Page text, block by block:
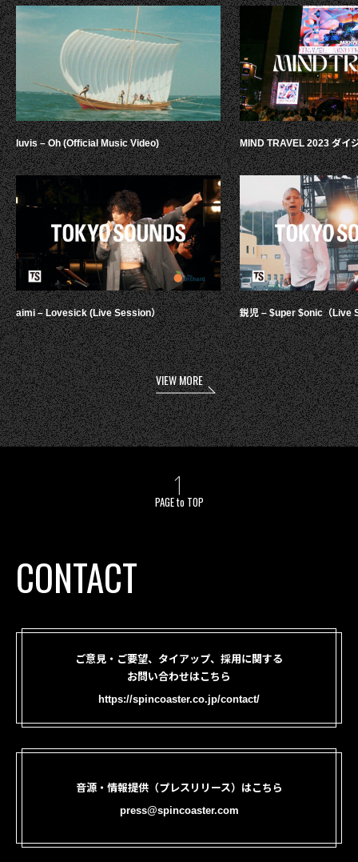
luvis – Oh (Official Music Video)
aimi – Lovesick (Live Session）
MIND TRAVEL 2023 ダイ
鋭児 – $uper $onic（Live
VIEW MORE
PAGE to TOP
CONTACT
ご意見・ご要望、タイアップ、採用に関する
お問い合わせはこちら
https://spincoaster.co.jp/contact/
音源・情報提供（プレスリリース）はこちら
press@spincoaster.com